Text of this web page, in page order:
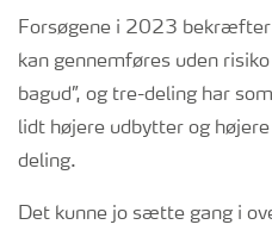
Forsøgene i 2023
kan gennemføres uden
bagud”, og tre-deling har
lidt højere udbytter og
deling.
Det kunne jo sætte gang i